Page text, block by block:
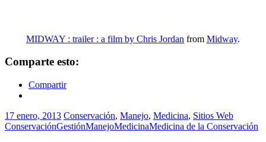
MIDWAY : trailer : a film by Chris Jordan from Midway.
Comparte esto:
Compartir
17 enero, 2013 Conservación, Manejo, Medicina, Sitios Web
ConservaciónGestiónManejoMedicinaMedicina de la Conservación